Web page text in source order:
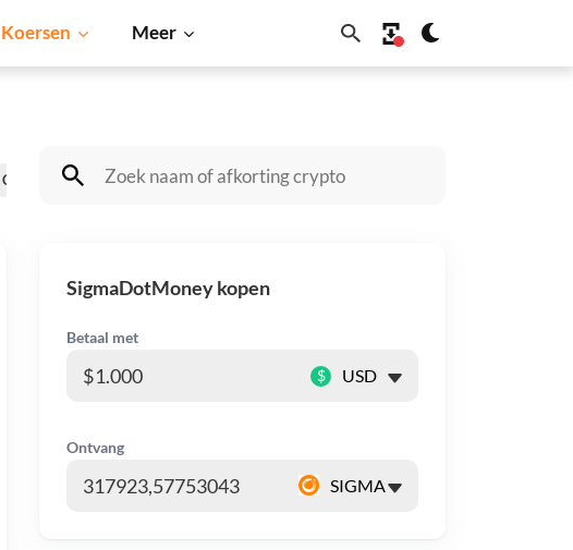
Koersen Meer
Cardano Shiba Inu Dogecoin Solana BNB
SigmaDotMoney kopen
Betaal met
$
Ontvang